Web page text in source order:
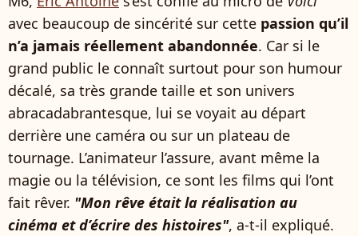
avec beaucoup de sincérité sur cette passion qu’il
n’a jamais réellement abandonnée. Car si le
grand public le connaît surtout pour son humour
décalé, sa très grande taille et son univers
abracadabrantesque, lui se voyait au départ
derrière une caméra ou sur un plateau de
tournage. L’animateur l’assure, avant même la
magie ou la télévision, ce sont les films qui l’ont
fait rêver. "Mon rêve était la réalisation au
cinéma et d’écrire des histoires", a-t-il expliqué.